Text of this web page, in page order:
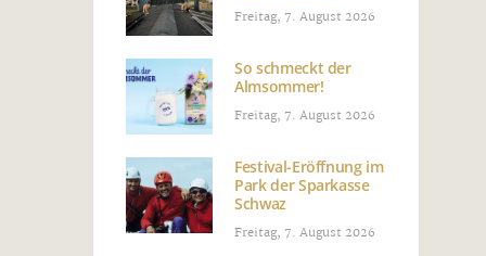
Freitag, 7. August 2026
So schmeckt der
Almsommer!
Freitag, 7. August 2026
Festival-Eröffnung im
Park der Sparkasse
Schwaz
Freitag, 7. August 2026